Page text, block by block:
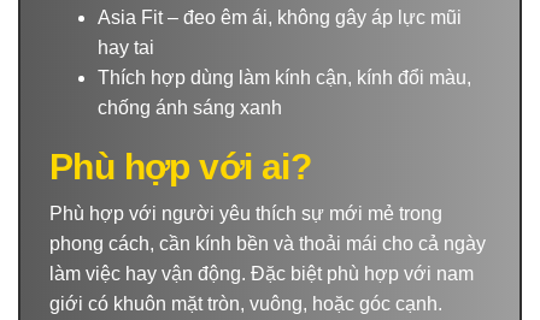
Asia Fit – đeo êm ái, không gây áp lực mũi
hay tai
Thích hợp dùng làm kính cận, kính đổi màu,
chống ánh sáng xanh
Phù hợp với ai?
Phù hợp với người yêu thích sự mới mẻ trong
phong cách, cần kính bền và thoải mái cho cả ngày
làm việc hay vận động. Đặc biệt phù hợp với nam
giới có khuôn mặt tròn, vuông, hoặc góc cạnh.